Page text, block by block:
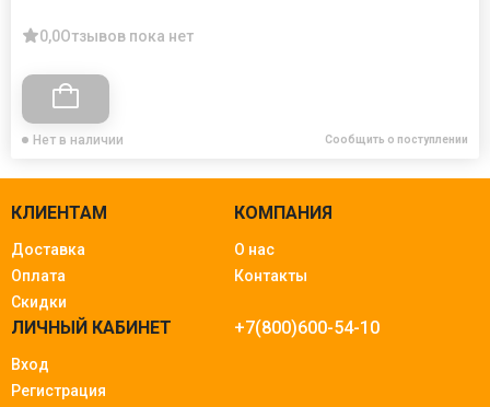
0,0Отзывов пока нет
Нет в наличии Сообщить о поступлении
КЛИЕНТАМ
Доставка
Оплата
Скидки
КОМПАНИЯ
О нас
Контакты
ЛИЧНЫЙ КАБИНЕТ
Вход
Регистрация
+7(800)600-54-10